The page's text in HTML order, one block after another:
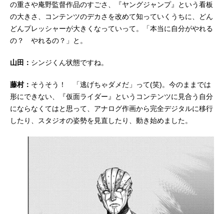
の重さや庵野監督作品のすごさ、『ヤングジャンプ』という看板
の大きさ、コンテンツのデカさを改めて知っていくうちに、どん
どんプレッシャーが大きくなっていって。「本当に自分がやれる
の？ やれるの？」と。
山田： シンジくん状態ですね。
藤村： そうそう！ 「逃げちゃダメだ」って(笑)。今のままでは
形にできない、『仮面ライダー』というコンテンツに見合う自分
にならなくてはと思って、アナログ作画から完全デジタルに移行
したり、スタジオの姿勢を見直したり、動き始めました。